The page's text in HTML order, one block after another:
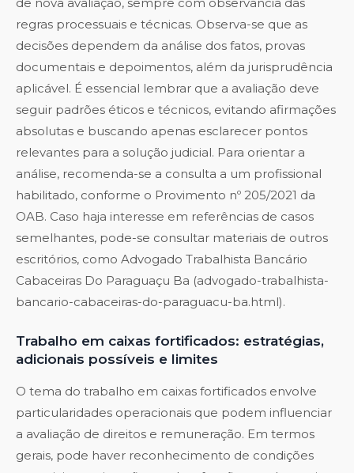
regras processuais e técnicas. Observa-se que as
decisões dependem da análise dos fatos, provas
documentais e depoimentos, além da jurisprudência
aplicável. É essencial lembrar que a avaliação deve
seguir padrões éticos e técnicos, evitando afirmações
absolutas e buscando apenas esclarecer pontos
relevantes para a solução judicial. Para orientar a
análise, recomenda-se a consulta a um profissional
habilitado, conforme o Provimento nº 205/2021 da
OAB. Caso haja interesse em referências de casos
semelhantes, pode-se consultar materiais de outros
escritórios, como Advogado Trabalhista Bancário
Cabaceiras Do Paraguaçu Ba (advogado-trabalhista-
bancario-cabaceiras-do-paraguacu-ba.html).
Trabalho em caixas fortificados: estratégias,
adicionais possíveis e limites
O tema do trabalho em caixas fortificados envolve
particularidades operacionais que podem influenciar
a avaliação de direitos e remuneração. Em termos
gerais, pode haver reconhecimento de condições